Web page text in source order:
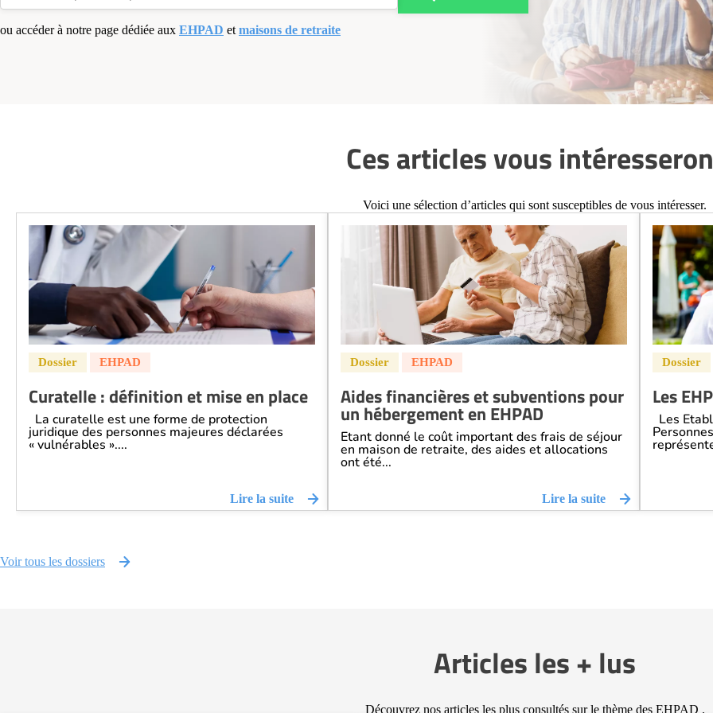
ou accéder à notre page dédiée aux EHPAD et maisons de retraite
Ces articles vous
Voici une sélection d’articles qui sont susceptibles de vous intéresser.
Curatelle : définition et mise en place
La curatelle est une forme de protection
juridique des personnes majeures déclarées
« vulnérables »....
Lire la suite
Aides financières et subventions pour
un hébergement en EHPAD
Etant donné le coût important des frais de séjour
en maison de retraite, des aides et allocations
ont été...
Lire la suite
Les
Les
Voir tous les dossiers
Articles les + lus
Découvrez nos articles les plus consultés sur le thème des EHPAD .